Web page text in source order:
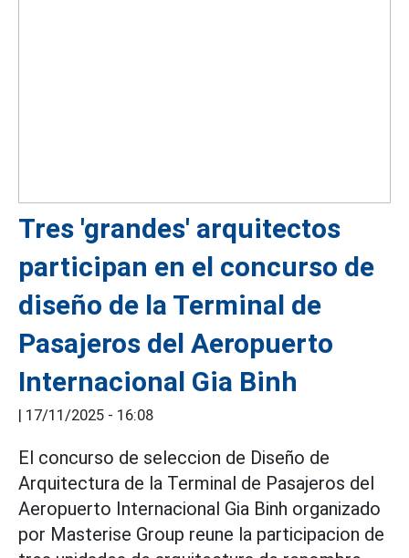
Tres 'grandes' arquitectos
participan en el concurso de
diseño de la Terminal de
Pasajeros del Aeropuerto
Internacional Gia Binh
| 17/11/2025 - 16:08
El concurso de seleccion de Diseño de
Arquitectura de la Terminal de Pasajeros del
Aeropuerto Internacional Gia Binh organizado
por Masterise Group reune la participacion de